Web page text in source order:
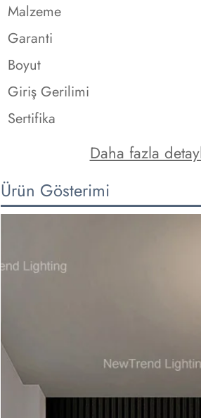
Malzeme
Garanti
Boyut
Giriş Gerilimi
Sertifika
Daha fazla
Ürün Gösterimi